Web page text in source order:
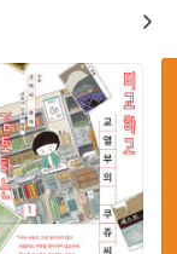
밖에 없다. 자기 캐릭
업한 신혜원 이은홍
대는 기성세대로부
모두가 평등하고 존
더 나아가려 애쓸 것
다.